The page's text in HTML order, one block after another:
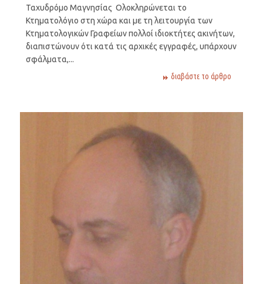
Ταχυδρόμo Μαγνησίας Ολοκληρώνεται το
Κτηματολόγιο στη χώρα και με τη λειτουργία των
Κτηματολογικών Γραφείων πολλοί ιδιοκτήτες ακινήτων,
διαπιστώνουν ότι κατά τις αρχικές εγγραφές, υπάρχουν
σφάλματα,...
διαβάστε το άρθρο